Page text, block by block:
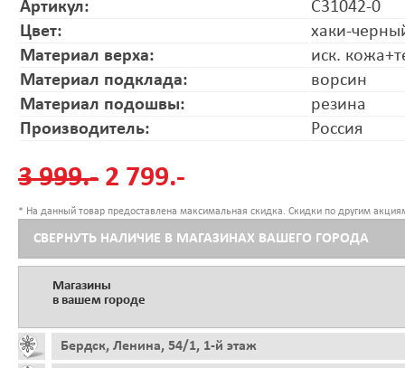
Артикул:
C31042-0
Цвет:
хаки-
Материал верха:
иск.
Материал подклада:
ворсин
Материал подошвы:
резина
Производитель:
Россия
3 999.- 2 799.-
* На данный товар предоставлена максимальная скидка. Скидки по другим
СВЕРНУТЬ НАЛИЧИЕ В МАГАЗИНАХ ВАШЕГО ГОРОДА
Магазины
в вашем городе
Бердск, Ленина, 54/1, 1-й этаж